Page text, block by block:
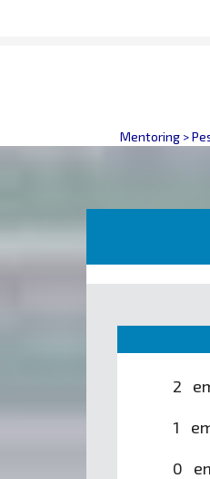
Mentoring >
2
1
0